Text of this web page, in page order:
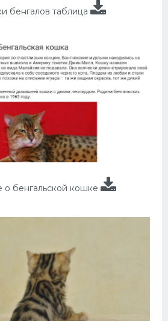
бенгалов таблица
бенгальской кошке